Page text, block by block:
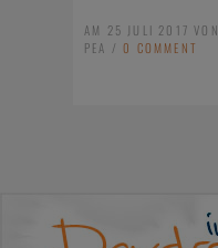
AM 25 JULI 2017 VON
PEA /0 COMMENT